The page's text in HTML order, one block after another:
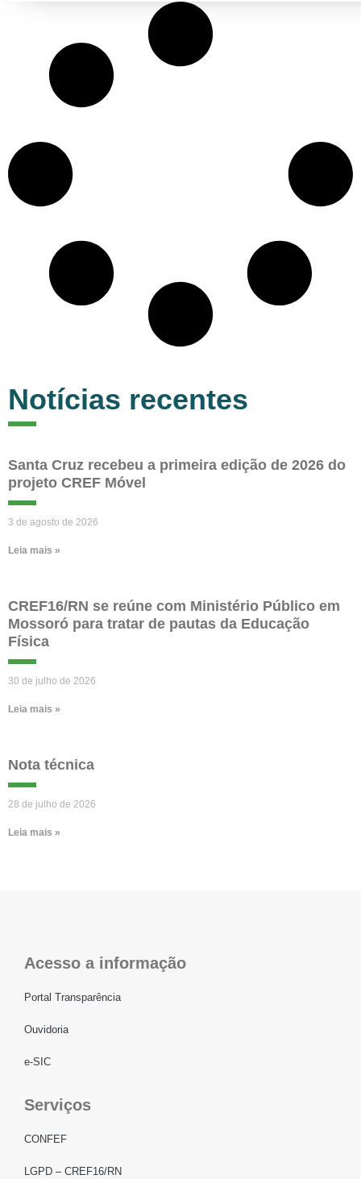
Notícias recentes
Santa Cruz recebeu a primeira edição de 2026 do
projeto CREF Móvel
3 de agosto de 2026
Leia mais »
CREF16/RN se reúne com Ministério Público em
Mossoró para tratar de pautas da Educação
Física
30 de julho de 2026
Leia mais »
Nota técnica
28 de julho de 2026
Leia mais »
Acesso a informação
Portal Transparência
Ouvidoria
e-SIC
Serviços
CONFEF
LGPD – CREF16/RN